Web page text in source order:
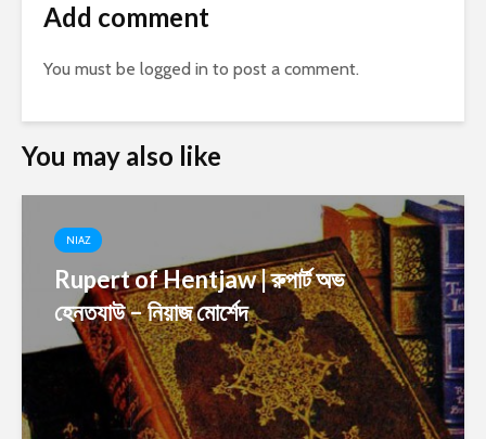
Add comment
You must be logged in to post a comment.
You may also like
NIAZ
Rupert of Hentjaw | রুপার্ট অভ
হেনতযাউ – নিয়াজ মোর্শেদ